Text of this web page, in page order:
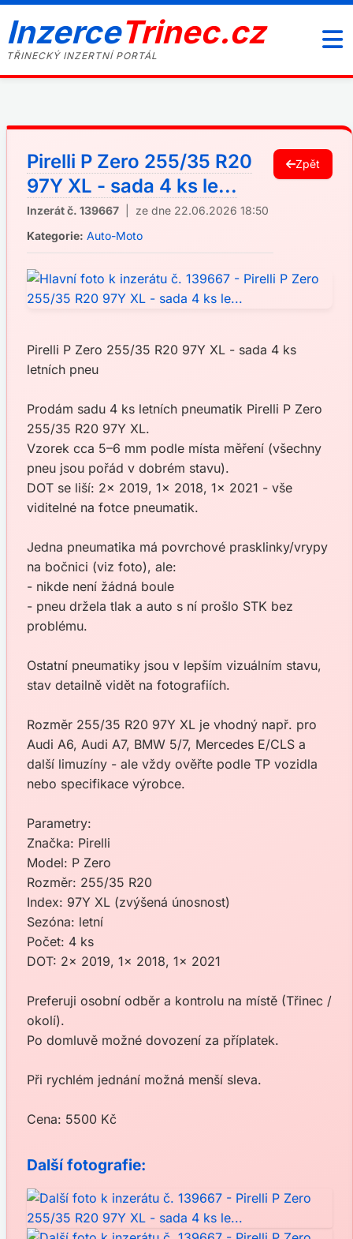
InzerceTrinec.cz
TŘINECKÝ INZERTNÍ PORTÁL
Pirelli P Zero 255/35 R20
97Y XL - sada 4 ks le...
Inzerát č. 139667 | ze dne 22.06.2026 18:50
Kategorie: Auto-Moto
Zpět
Pirelli P Zero 255/35 R20 97Y XL - sada 4 ks
letních pneu
Prodám sadu 4 ks letních pneumatik Pirelli P Zero
255/35 R20 97Y XL.
Vzorek cca 5–6 mm podle místa měření (všechny
pneu jsou pořád v dobrém stavu).
DOT se liší: 2x 2019, 1x 2018, 1x 2021 - vše
viditelné na fotce pneumatik.
Jedna pneumatika má povrchové prasklinky/vrypy
na bočnici (viz foto), ale:
- nikde není žádná boule
- pneu držela tlak a auto s ní prošlo STK bez
problému.
Ostatní pneumatiky jsou v lepším vizuálním stavu,
stav detailně vidět na fotografiích.
Rozměr 255/35 R20 97Y XL je vhodný např. pro
Audi A6, Audi A7, BMW 5/7, Mercedes E/CLS a
další limuzíny - ale vždy ověřte podle TP vozidla
nebo specifikace výrobce.
Parametry:
Značka: Pirelli
Model: P Zero
Rozměr: 255/35 R20
Index: 97Y XL (zvýšená únosnost)
Sezóna: letní
Počet: 4 ks
DOT: 2x 2019, 1x 2018, 1x 2021
Preferuji osobní odběr a kontrolu na místě (Třinec /
okolí).
Po domluvě možné dovození za příplatek.
Při rychlém jednání možná menší sleva.
Cena: 5500 Kč
Další fotografie: